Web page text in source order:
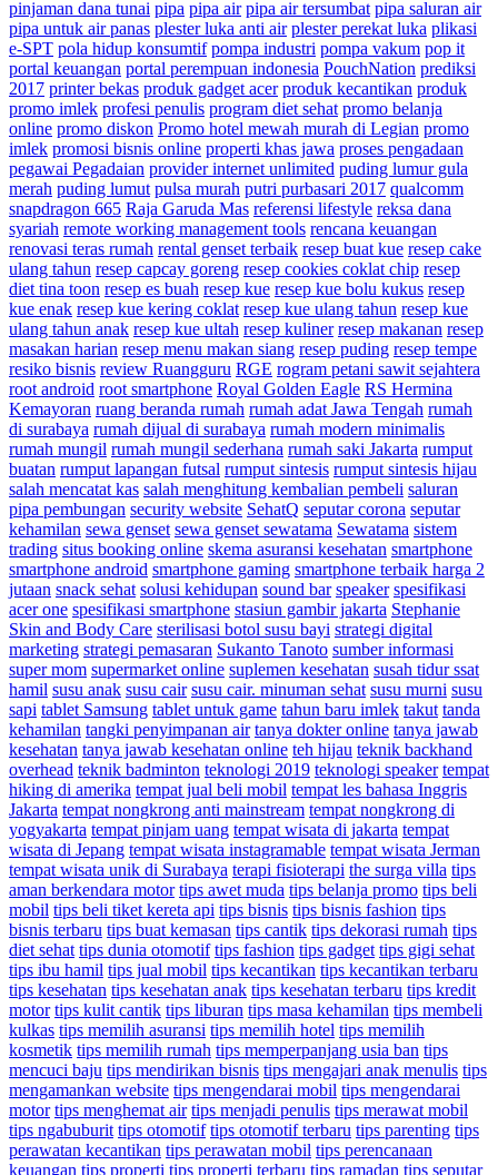
pinjaman dana tunai pipa pipa air pipa air tersumbat pipa saluran air
pipa untuk air panas plester luka anti air plester perekat luka plikasi
e-SPT pola hidup konsumtif pompa industri pompa vakum pop it
portal keuangan portal perempuan indonesia PouchNation prediksi
2017 printer bekas produk gadget acer produk kecantikan produk
promo imlek profesi penulis program diet sehat promo belanja
online promo diskon Promo hotel mewah murah di Legian promo
imlek promosi bisnis online properti khas jawa proses pengadaan
pegawai Pegadaian provider internet unlimited puding lumur gula
merah puding lumut pulsa murah putri purbasari 2017 qualcomm
snapdragon 665 Raja Garuda Mas referensi lifestyle reksa dana
syariah remote working management tools rencana keuangan
renovasi teras rumah rental genset terbaik resep buat kue resep cake
ulang tahun resep capcay goreng resep cookies coklat chip resep
diet tina toon resep es buah resep kue resep kue bolu kukus resep
kue enak resep kue kering coklat resep kue ulang tahun resep kue
ulang tahun anak resep kue ultah resep kuliner resep makanan resep
masakan harian resep menu makan siang resep puding resep tempe
resiko bisnis review Ruangguru RGE rogram petani sawit sejahtera
root android root smartphone Royal Golden Eagle RS Hermina
Kemayoran ruang beranda rumah rumah adat Jawa Tengah rumah
di surabaya rumah dijual di surabaya rumah modern minimalis
rumah mungil rumah mungil sederhana rumah saki Jakarta rumput
buatan rumput lapangan futsal rumput sintesis rumput sintesis hijau
salah mencatat kas salah menghitung kembalian pembeli saluran
pipa pembungan security website SehatQ seputar corona seputar
kehamilan sewa genset sewa genset sewatama Sewatama sistem
trading situs booking online skema asuransi kesehatan smartphone
smartphone android smartphone gaming smartphone terbaik harga 2
jutaan snack sehat solusi kehidupan sound bar speaker spesifikasi
acer one spesifikasi smartphone stasiun gambir jakarta Stephanie
Skin and Body Care sterilisasi botol susu bayi strategi digital
marketing strategi pemasaran Sukanto Tanoto sumber informasi
super mom supermarket online suplemen kesehatan susah tidur ssat
hamil susu anak susu cair susu cair. minuman sehat susu murni susu
sapi tablet Samsung tablet untuk game tahun baru imlek takut tanda
kehamilan tangki penyimpanan air tanya dokter online tanya jawab
kesehatan tanya jawab kesehatan online teh hijau teknik backhand
overhead teknik badminton teknologi 2019 teknologi speaker tempat
hiking di amerika tempat jual beli mobil tempat les bahasa Inggris
Jakarta tempat nongkrong anti mainstream tempat nongkrong di
yogyakarta tempat pinjam uang tempat wisata di jakarta tempat
wisata di Jepang tempat wisata instagramable tempat wisata Jerman
tempat wisata unik di Surabaya terapi fisioterapi the surga villa tips
aman berkendara motor tips awet muda tips belanja promo tips beli
mobil tips beli tiket kereta api tips bisnis tips bisnis fashion tips
bisnis terbaru tips buat kemasan tips cantik tips dekorasi rumah tips
diet sehat tips dunia otomotif tips fashion tips gadget tips gigi sehat
tips ibu hamil tips jual mobil tips kecantikan tips kecantikan terbaru
tips kesehatan tips kesehatan anak tips kesehatan terbaru tips kredit
motor tips kulit cantik tips liburan tips masa kehamilan tips membeli
kulkas tips memilih asuransi tips memilih hotel tips memilih
kosmetik tips memilih rumah tips memperpanjang usia ban tips
mencuci baju tips mendirikan bisnis tips mengajari anak menulis tips
mengamankan website tips mengendarai mobil tips mengendarai
motor tips menghemat air tips menjadi penulis tips merawat mobil
tips ngabuburit tips otomotif tips otomotif terbaru tips parenting tips
perawatan kecantikan tips perawatan mobil tips perencanaan
keuangan tips properti tips properti terbaru tips ramadan tips seputar